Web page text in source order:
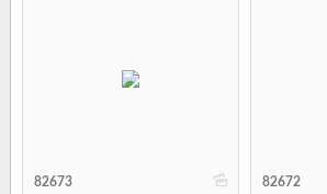
b
82673 82672